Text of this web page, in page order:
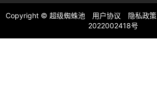
Copyright © 超级蜘蛛池 用户协议 隐私政策
2022002418号